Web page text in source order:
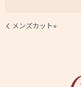
メンズカット⭐︎